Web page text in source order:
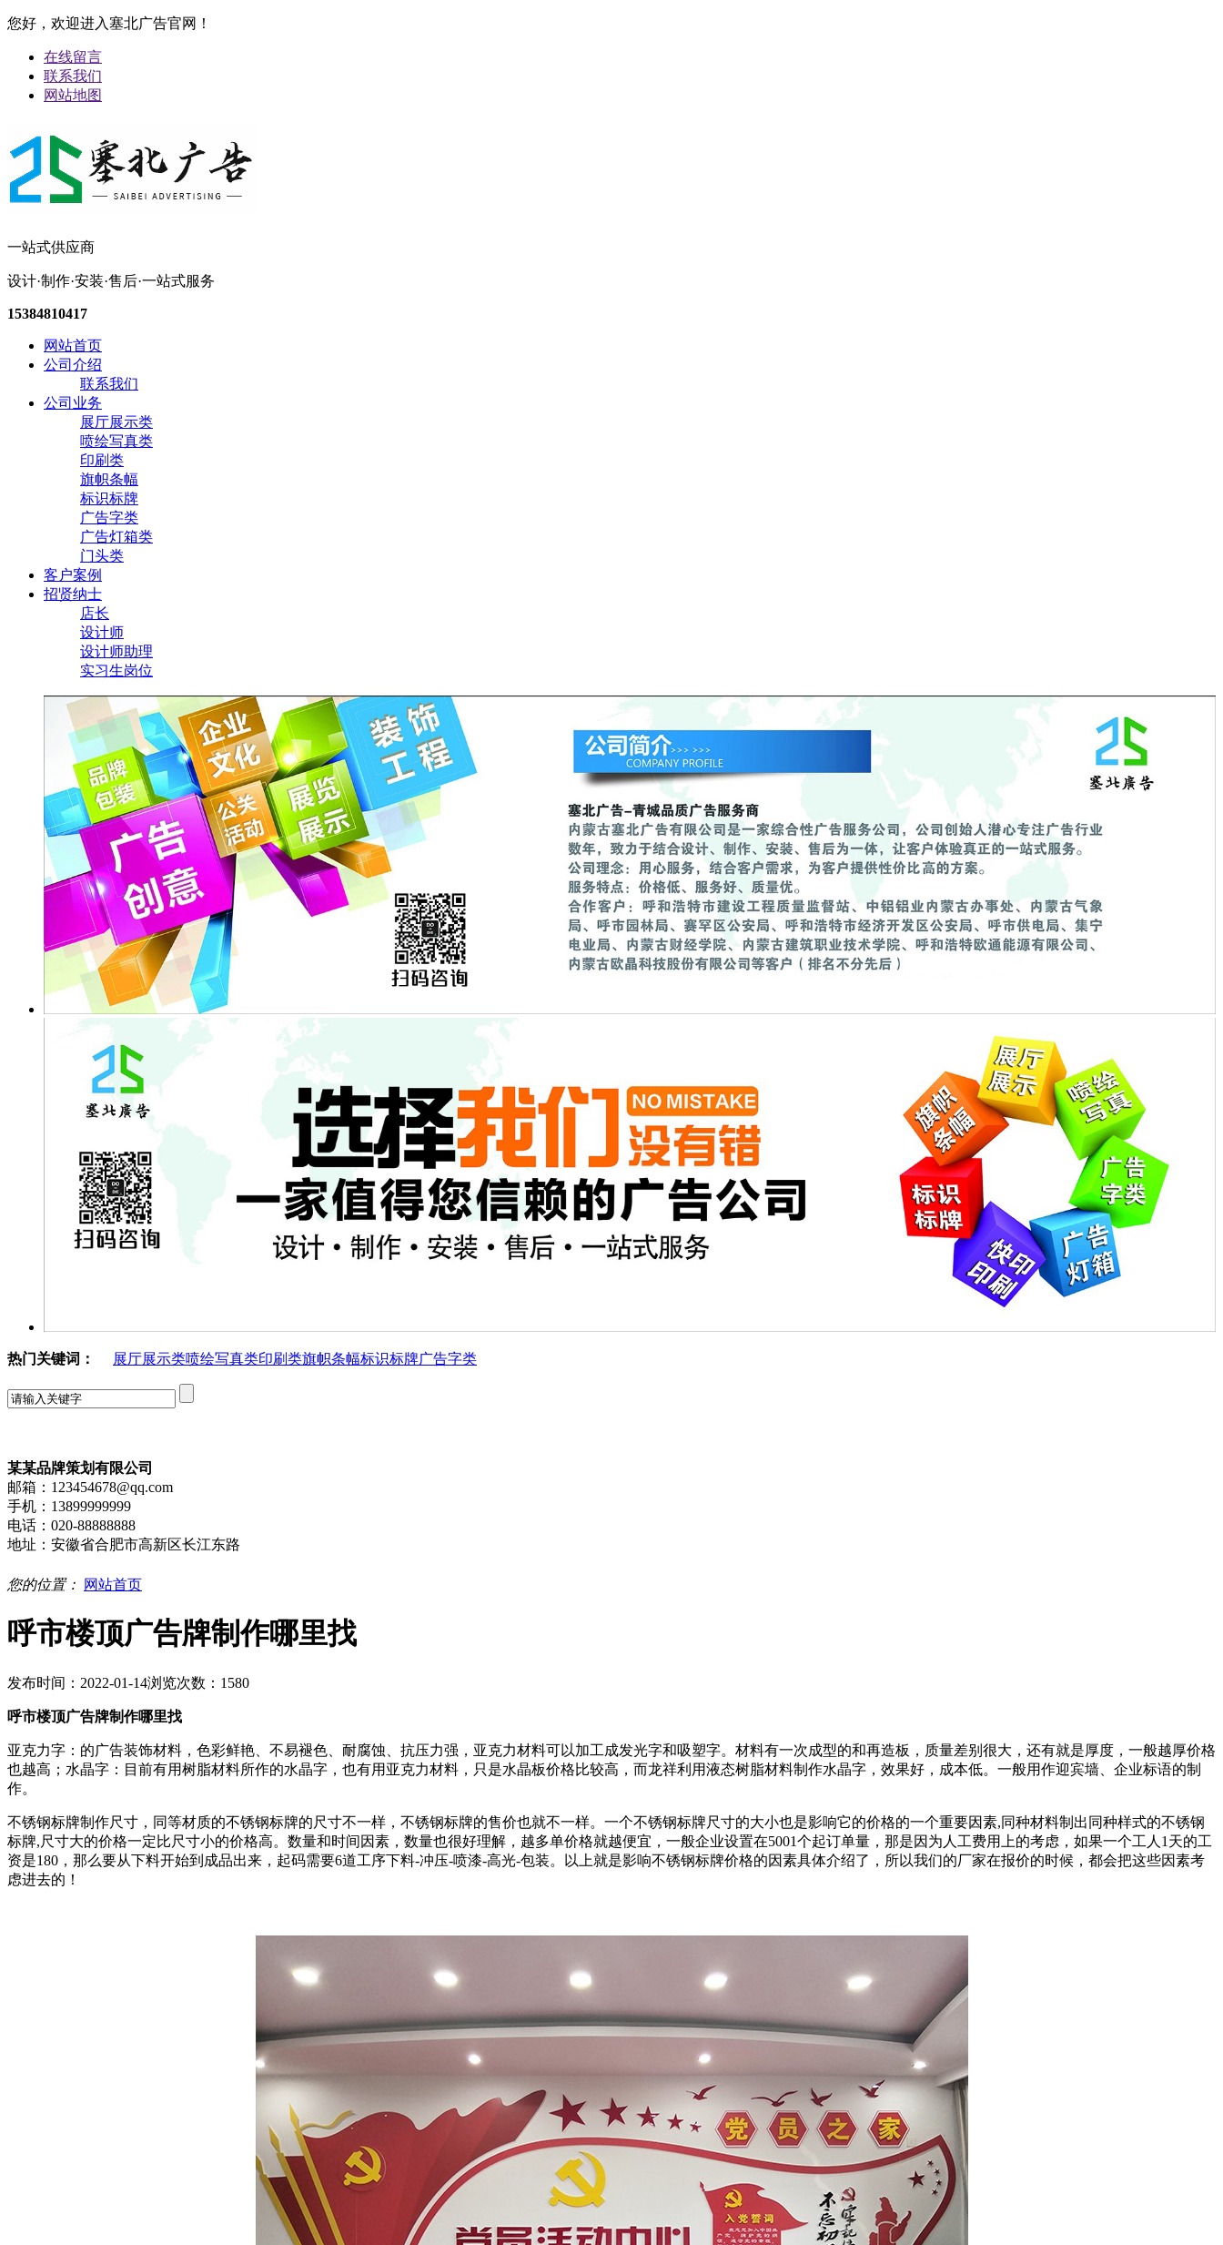
您好，欢迎进入塞北广告官网！
在线留言
联系我们
网站地图
一站式供应商
设计·制作·安装·售后·一站式服务
15384810417
网站首页
公司介绍
联系我们
公司业务
展厅展示类
喷绘写真类
印刷类
旗帜条幅
标识标牌
广告字类
广告灯箱类
门头类
客户案例
招贤纳士
店长
设计师
设计师助理
实习生岗位
热门关键词： 展厅展示类喷绘写真类印刷类旗帜条幅标识标牌广告字类
某某品牌策划有限公司
邮箱：123454678@qq.com
手机：13899999999
电话：020-88888888
地址：安徽省合肥市高新区长江东路
您的位置： 网站首页
呼市楼顶广告牌制作哪里找
发布时间：2022-01-14浏览次数：1580
呼市楼顶广告牌制作哪里找
亚克力字：的广告装饰材料，色彩鲜艳、不易褪色、耐腐蚀、抗压力强，亚克力材料可以加工成发光字和吸塑字。材料有一次成型的和再造板，质量差别很大，还有就是厚度，一般越厚价格
也越高；水晶字：目前有用树脂材料所作的水晶字，也有用亚克力材料，只是水晶板价格比较高，而龙祥利用液态树脂材料制作水晶字，效果好，成本低。一般用作迎宾墙、企业标语的制
作。
不锈钢标牌制作尺寸，同等材质的不锈钢标牌的尺寸不一样，不锈钢标牌的售价也就不一样。一个不锈钢标牌尺寸的大小也是影响它的价格的一个重要因素,同种材料制出同种样式的不锈钢
标牌,尺寸大的价格一定比尺寸小的价格高。数量和时间因素，数量也很好理解，越多单价格就越便宜，一般企业设置在5001个起订单量，那是因为人工费用上的考虑，如果一个工人1天的工
资是180，那么要从下料开始到成品出来，起码需要6道工序下料-冲压-喷漆-高光-包装。以上就是影响不锈钢标牌价格的因素具体介绍了，所以我们的厂家在报价的时候，都会把这些因素考
虑进去的！